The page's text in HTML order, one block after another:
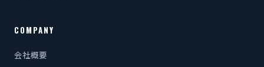
COMPANY
会社概要